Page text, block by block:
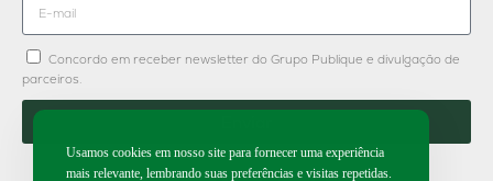
Concordo em receber newsletter do Grupo Publique e divulgação de
parceiros.
Usamos cookies em nosso site para fornecer uma experiência
mais relevante, lembrando suas preferências e visitas repetidas.